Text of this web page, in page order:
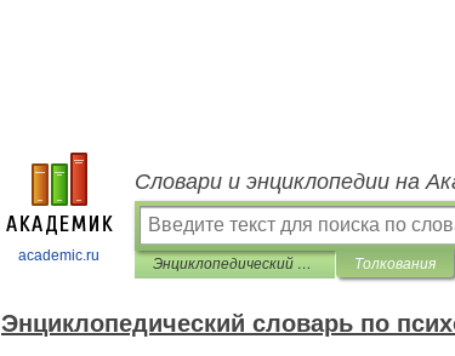
academic.ru
Словари и энциклопедии на
Энциклопедический словарь по психологии и педагогике Толкования
Энциклопедический словарь по